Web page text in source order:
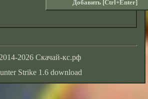
2026 Скачай-кс.рф
Strike 1.6 download